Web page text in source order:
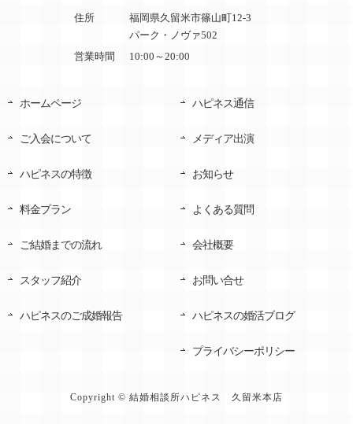
住所
福岡県久留米市篠山町12-3
パーク・ノヴァ502
営業時間
10:00～20:00
ホームページ
ご入会について
ハピネスの特徴
料金プラン
ご結婚までの流れ
スタッフ紹介
ハピネスのご成婚報告
ハピネス通信
メディア出演
お知らせ
よくある質問
会社概要
お問い合せ
ハピネスの婚活ブログ
プライバシーポリシー
Copyright © 結婚相談所ハピネス 久留米本店